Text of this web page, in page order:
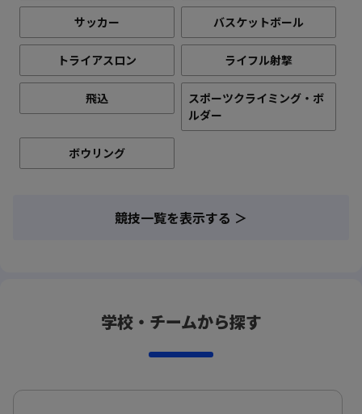
サッカー バスケットボール
トライアスロン ライフル射撃
飛込
スポーツクライミング・ボ
ルダー
ボウリング
競技一覧を表示する ＞
学校・チームから探す